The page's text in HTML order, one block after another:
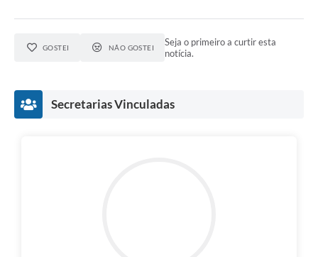
GOSTEI NÃO GOSTEI
Seja o primeiro a curtir esta
notícia.
Secretarias Vinculadas